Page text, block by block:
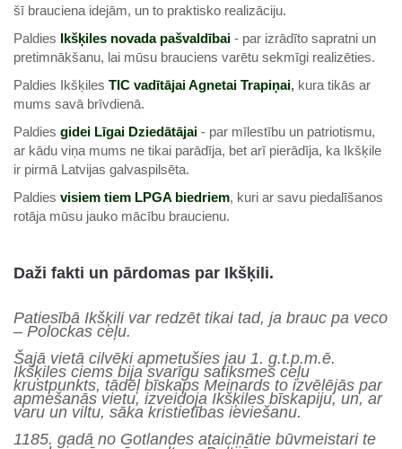
šī brauciena idejām, un to praktisko realizāciju.
Paldies Ikšķiles novada pašvaldībai - par izrādīto sapratni un
pretimnākšanu, lai mūsu brauciens varētu sekmīgi realizēties.
Paldies Ikšķiles TIC vadītājai Agnetai Trapiņai, kura tikās ar
mums savā brīvdienā.
Paldies gidei Līgai Dziedātājai - par mīlestību un patriotismu,
ar kādu viņa mums ne tikai parādīja, bet arī pierādīja, ka Ikšķile
ir pirmā Latvijas galvaspilsēta.
Paldies visiem tiem LPGA biedriem, kuri ar savu piedalīšanos
rotāja mūsu jauko mācību braucienu.
Daži fakti un pārdomas par Ikšķili.
Patiesībā Ikšķili var redzēt tikai tad, ja brauc pa veco
– Polockas ceļu.
Šajā vietā cilvēki apmetušies jau 1. g.t.p.m.ē.
Ikšķiles ciems bija svarīgu satiksmes ceļu
krustpunkts, tādēļ bīskaps Meinards to izvēlējās par
apmešanās vietu, izveidoja Ikšķiles bīskapiju, un, ar
varu un viltu, sāka kristietības ieviešanu.
1185. gadā no Gotlandes ataicinātie būvmeistari te